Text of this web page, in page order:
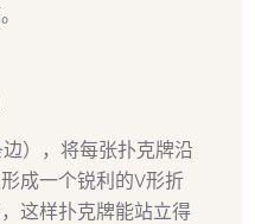
），将每张扑克牌沿
成一个锐利的V形折
这样扑克牌能站立得